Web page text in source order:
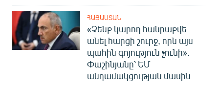
ՀԱՅԱՍՏԱՆ
«Չենք կարող հանրաքվե
անել հարցի շուրջ, որն այս
պահին գոյություն չունի»․
Փաշինյանը՝ ԵՄ
անդամակցության մասին